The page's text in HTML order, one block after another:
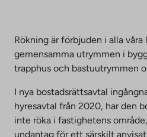
Rökning är förbjuden i alla
gemensamma utrymmen i
trapphus och bastuutrymmen
I nya bostadsrättsavtal
hyresavtal från 2020, har den
inte röka i fastighetens
undantag för ett särskilt